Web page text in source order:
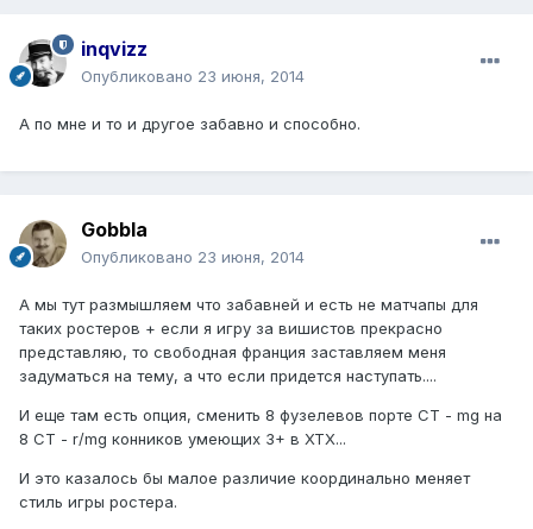
inqvizz
Опубликовано 23 июня, 2014
А по мне и то и другое забавно и способно.
Gobbla
Опубликовано 23 июня, 2014
А мы тут размышляем что забавней и есть не матчапы для
таких ростеров + если я игру за вишистов прекрасно
представляю, то свободная франция заставляем меня
задуматься на тему, а что если придется наступать....
И еще там есть опция, сменить 8 фузелевов порте CT - mg на
8 СТ - r/mg конников умеющих 3+ в ХТХ...
И это казалось бы малое различие координально меняет
стиль игры ростера.